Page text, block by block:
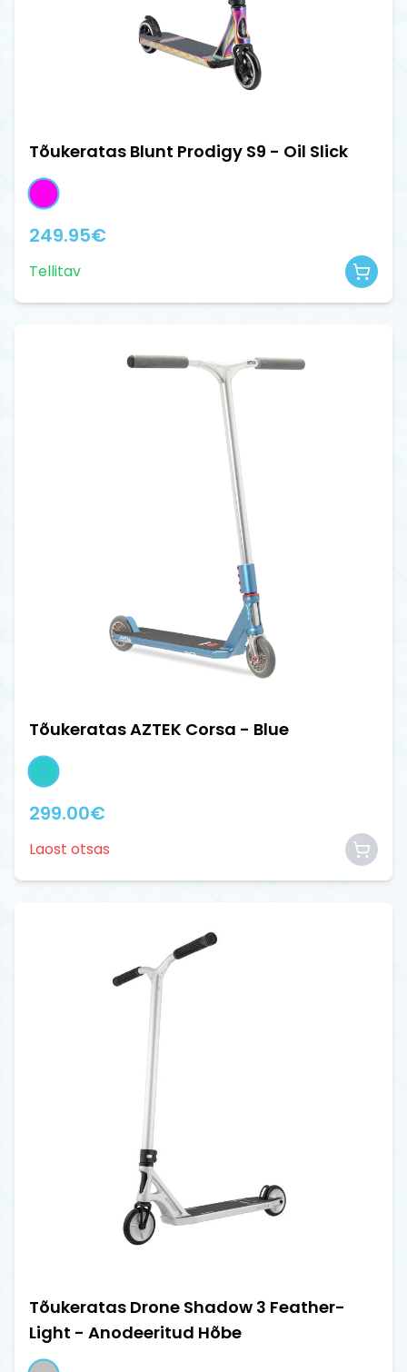
Tõukeratas Blunt Prodigy S9 - Oil Slick
249.95€
Tellitav
Tõukeratas AZTEK Corsa - Blue
299.00€
Laost otsas
Tõukeratas Drone Shadow 3 Feather-
Light - Anodeeritud Hõbe